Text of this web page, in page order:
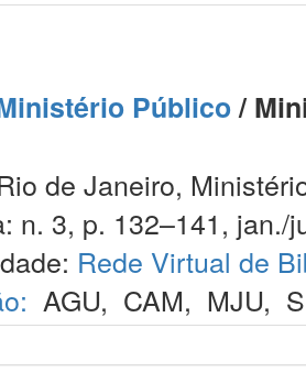
Público/
de Janeiro,
n. 3, p. 132–141, jan./
Rede Virtual de
AGU, CAM, MJU,